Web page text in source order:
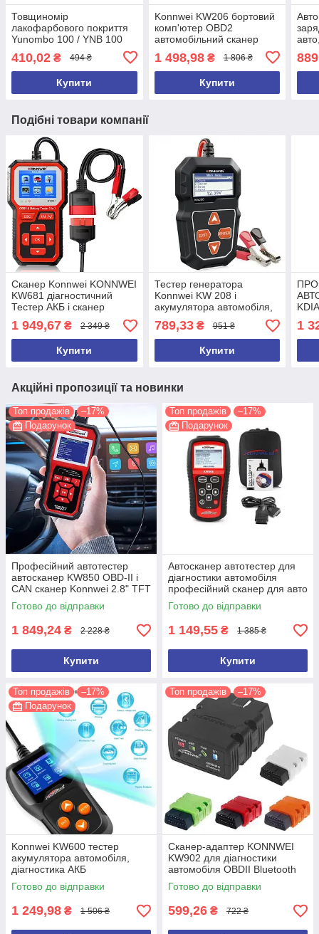
Товщиномір
лакофарбового покриття
Yunombo 100 / YNB 100
YNB-100 + БАТАРЕЙКИ та
ЧЕХОЛ
410,02 ₴ 494 ₴
Купити
Konnwei KW206 бортовий
комп'ютер OBD2
автомобільний сканер
1 498,98₴ 1 806 ₴
Купити
Подібні товари компанії
Сканер Konnwei KONNWEI
KW681 діагностичний
Тестер АКБ і сканер
несправностей 2 в 1
1 949,67 ₴ 2 349 ₴
Купити
Тестер генератора
Konnwei KW 208 і
акумулятора автомобіля,
діагностика АКБ
Акумуляторний тестер
789,33₴ 951 ₴
Купити
1
Акційні пропозиції та новинки
Топ продажів
–17%
Подарунок
Професійний автотестер
автосканер KW850 OBD-II і
CAN сканер Konnwei 2.8" TFT
друк ПК 2.8" TF
Готово до відправки
1 849,24 ₴ 2 228 ₴
Купити
Топ продажів
–17%
Подарунок
Автосканер автотестер для
діагностики автомобіля
професійний сканер для авто
OBDII/EOBD Konnwei KW808
Готово до відправки
1 149,55 ₴ 1 385 ₴
Купити
Топ продажів
–17%
Подарунок
Konnwei KW600 тестер
акумулятора автомобіля,
діагностика АКБ
Акумуляторний тестер
Готово до відправки
1 249,98 ₴ 1 506 ₴
Топ продажів –17%
Сканер-адаптер KONNWEI
KW902 для діагностики
автомобіля OBDII Bluetooth
3.0 Автосканер автотестер
ELM327
Готово до відправки
599,26 ₴ 722 ₴